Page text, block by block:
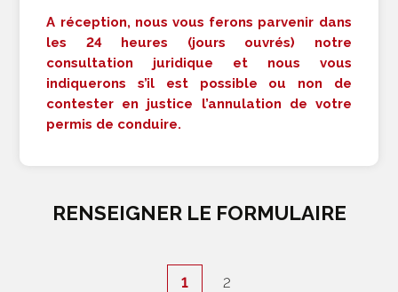
A réception, nous vous ferons parvenir dans
les 24 heures (jours ouvrés) notre
consultation juridique et nous vous
indiquerons s’il est possible ou non de
contester en justice l’annulation de votre
permis de conduire.
RENSEIGNER LE FORMULAIRE
1 2